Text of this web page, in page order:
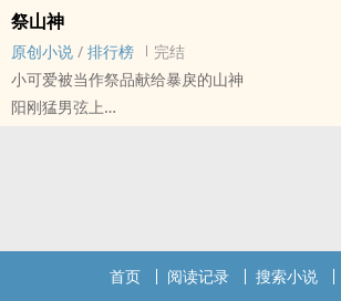
本文与灵异恐怖题材无关，作者水平有限，各位
待值
文案不完全剧透，阅读中途若有任何不适，请及
自称哥哥的魔鬼
逼着小少爷在他脚下臣服
作者笔名请认准十三把剑，‎‌‍废‍文‎‍‍id只是个意外……
【结局带有强制色彩，介意勿入！】
古代 - 狗血 - 第一人称 - 病娇
‌‍‎高‌‎H‍
太监攻X暗卫受
素闻东厂厂公为人阴险、性情暴戾，是人人避之
笔名认准十三把剑，‎‌‍废‍文‎‍‍id只是个意外……
祭山神
原创小说 / 排行榜
完结
小可爱被当作祭品献给暴戾的山神
阳刚猛男弦上
还得哭着往他怀里钻
首页 阅读记录 搜索小说